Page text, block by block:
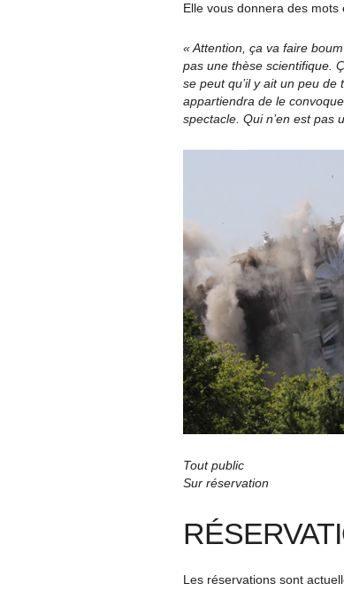
Elle vous donnera des mots
« Attention, ça va faire
pas une thèse scientifique.
se peut qu’il y ait un peu
appartiendra de le
spectacle. Qui n’en est pas
Tout public
Sur réservation
Les réservations sont